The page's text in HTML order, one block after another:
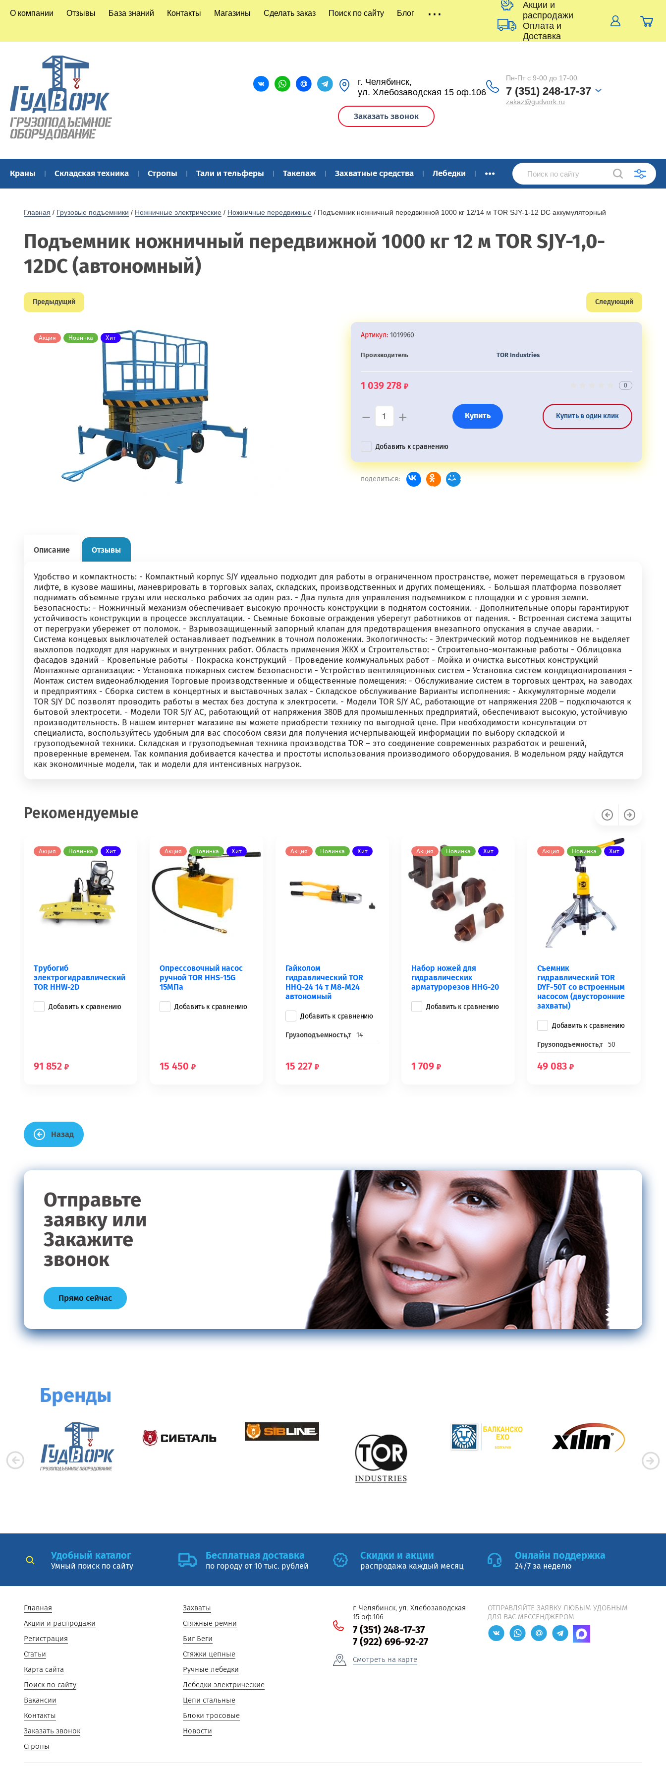
О компании Отзывы База знаний Контакты Магазины Сделать заказ Поиск по сайту Блог ...
Акции и
распродажи
Оплата и
Доставка
г. Челябинск,
ул. Хлебозаводская 15 оф.106
Пн-Пт с 9-00 до 17-00
7 (351) 248-17-37
zakaz@gudvork.ru
Заказать звонок
Краны Складская техника Стропы Тали и тельферы Такелаж Захватные средства Лебедки ...
Главная / Грузовые подъемники / Ножничные электрические / Ножничные передвижные / Подъемник ножничный передвижной 1000 кг 12/14 м TOR SJY-1-12 DC аккумуляторный
Подъемник ножничный передвижной 1000 кг 12 м TOR SJY-1,0-
12DC (автономный)
Предыдущий Следующий
Акция Новинка Хит Артикул:1019960
Производитель TOR Industries
1 039 278 0
− + Купить Купить в один клик
Добавить к сравнению
поделиться:
Описание Отзывы
Удобство и компактность: - Компактный корпус SJY идеально подходит для работы в ограниченном пространстве, может перемещаться в грузовом
лифте, в кузове машины, маневрировать в торговых залах, складских, производственных и других помещениях. - Большая платформа позволяет
поднимать объемные грузы или несколько рабочих за один раз. - Два пульта для управления подъемником с площадки и с уровня земли.
Безопасность: - Ножничный механизм обеспечивает высокую прочность конструкции в поднятом состоянии. - Дополнительные опоры гарантируют
устойчивость конструкции в процессе эксплуатации. - Съемные боковые ограждения уберегут работников от падения. - Встроенная система защиты
от перегрузки убережет от поломок. - Взрывозащищенный запорный клапан для предотвращения внезапного опускания в случае аварии. -
Система концевых выключателей останавливает подъемник в точном положении. Экологичность: - Электрический мотор подъемников не выделяет
выхлопов подходят для наружных и внутренних работ. Область применения ЖКХ и Строительство: - Строительно-монтажные работы - Облицовка
фасадов зданий - Кровельные работы - Покраска конструкций - Проведение коммунальных работ - Мойка и очистка высотных конструкций
Монтажные организации: - Установка пожарных систем безопасности - Устройство вентиляционных систем - Установка систем кондиционирования -
Монтаж систем видеонаблюдения Торговые производственные и общественные помещения: - Обслуживание систем в торговых центрах, на заводах
и предприятиях - Сборка систем в концертных и выставочных залах - Складское обслуживание Варианты исполнения: - Аккумуляторные модели
TOR SJY DC позволят проводить работы в местах без доступа к электросети. - Модели TOR SJY AC, работающие от напряжения 220В – подключаются к
бытовой электросети. - Модели TOR SJY AC, работающий от напряжения 380В для промышленных предприятий, обеспечивают высокую, устойчивую
производительность. В нашем интернет магазине вы можете приобрести технику по выгодной цене. При необходимости консультации от
специалиста, воспользуйтесь удобным для вас способом связи для получения исчерпывающей информации по выбору складской и
грузоподъемной техники. Складская и грузоподъемная техника производства TOR – это соединение современных разработок и решений,
проверенные временем. Так компания добивается качества и простоты использования производимого оборудования. В модельном ряду найдутся
как экономичные модели, так и модели для интенсивных нагрузок.
Рекомендуемые
Акция Новинка Хит
Трубогиб
электрогидравлический
TOR HHW-2D
Добавить к сравнению
91 852
Акция Новинка Хит
Опрессовочный насос
ручной TOR HHS-15G
15МПа
Добавить к сравнению
15 450
Акция Новинка Хит
Гайколом
гидравлический TOR
HHQ-24 14 т М8-М24
автономный
Добавить к сравнению
Грузоподъемность,т 14
15 227
Акция Новинка Хит
Набор ножей для
гидравлических
арматурорезов HHG-20
Добавить к сравнению
1 709
Акция Новинка Хит
Съемник
гидравлический TOR
DYF-50T со встроенным
насосом (двусторонние
захваты)
Добавить к сравнению
Грузоподъемность,т 50
49 083
Назад
Отправьте
заявку или
Закажите
звонок
Прямо сейчас
Бренды
Удобный каталог
Умный поиск по сайту
Бесплатная доставка
по городу от 10 тыс. рублей
Cкидки и акции
распродажа каждый месяц
Онлайн поддержка
24/7 за неделю
Главная
Акции и распродажи
Регистрация
Статьи
Карта сайта
Поиск по сайту
Вакансии
Контакты
Заказать звонок
Стропы
Захваты
Стяжные ремни
Биг Беги
Стяжки цепные
Ручные лебедки
Лебедки электрические
Цепи стальные
Блоки тросовые
Новости
г. Челябинск, ул. Хлебозаводская
15 оф.106
7 (351) 248-17-37
7 (922) 696-92-27
Смотреть на карте
ОТПРАВЛЯЙТЕ ЗАЯВКУ ЛЮБЫМ УДОБНЫМ
ДЛЯ ВАС МЕССЕНДЖЕРОМ